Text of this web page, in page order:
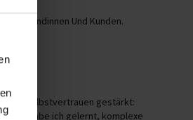
Kundinnen Und Kunden.
ihr Selbstvertrauen gestärkt:
BSA habe ich gelernt, komplexe